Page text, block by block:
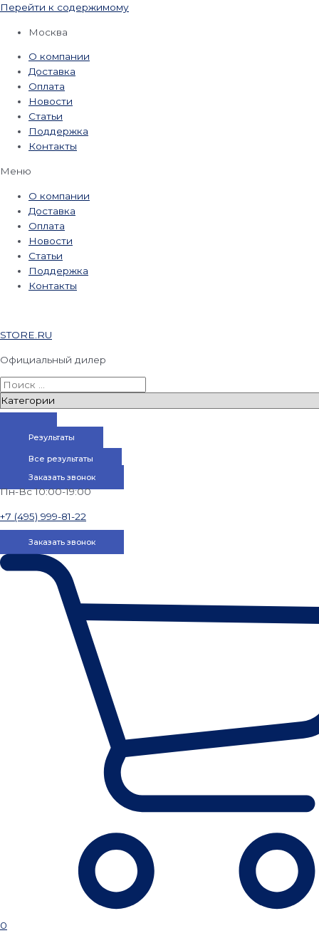
Перейти к содержимому
Москва
О компании
Доставка
Оплата
Новости
Статьи
Поддержка
Контакты
Меню
О компании
Доставка
Оплата
Новости
Статьи
Поддержка
Контакты
STORE.RU
Официальный дилер
Результаты
Все результаты
Заказать звонок
Пн-Вс 10:00-19:00
+7 (495) 999-81-22
Заказать звонок
0